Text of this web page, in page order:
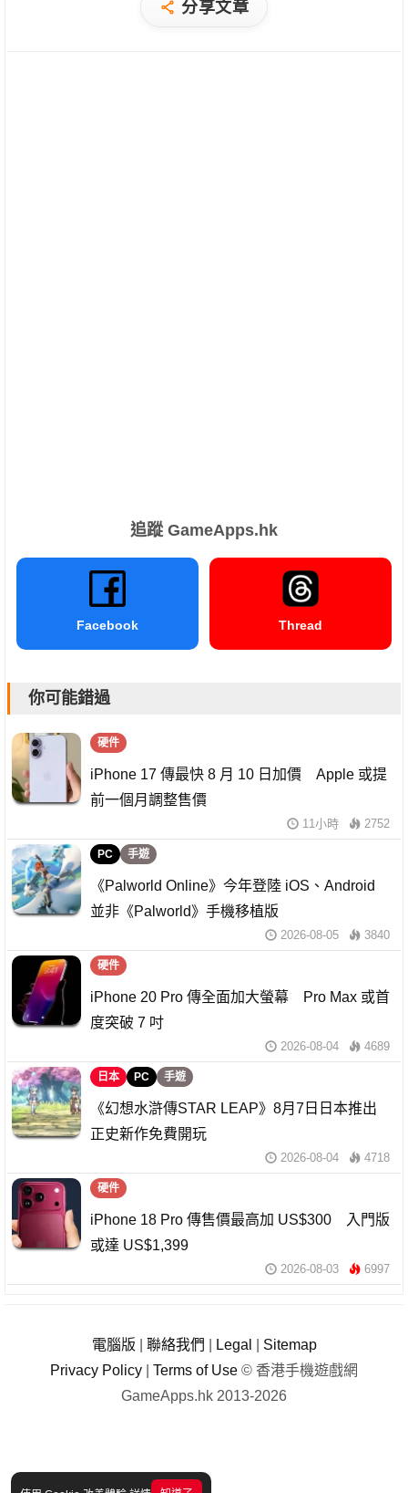
分享文章
追蹤 GameApps.hk
Facebook Thread
你可能錯過
硬件
iPhone 17 傳最快 8 月 10 日加價 Apple 或提
前一個月調整售價
11小時 2752
PC 手遊
《Palworld Online》今年登陸 iOS、Android
並非《Palworld》手機移植版
2026-08-05 3840
硬件
iPhone 20 Pro 傳全面加大螢幕 Pro Max 或首
度突破 7 吋
2026-08-04 4689
日本 PC 手遊
《幻想水滸傳STAR LEAP》8月7日日本推出
正史新作免費開玩
2026-08-04 4718
硬件
iPhone 18 Pro 傳售價最高加 US$300 入門版
或達 US$1,399
2026-08-03 6997
電腦版 聯絡我們 Legal
Sitemap
Privacy Policy
Terms of Use © 香港手機遊戲網
GameApps.hk 2013-2026